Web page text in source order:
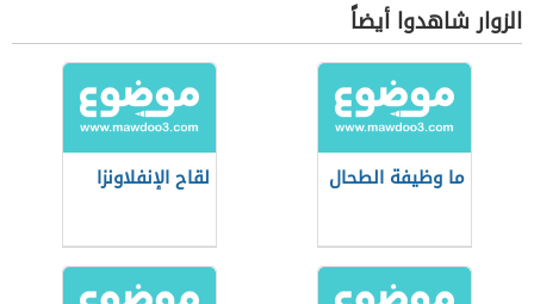
الزوار شاهدوا أيضاً
ما وظيفة الطحال لقاح الإنفلاونزا